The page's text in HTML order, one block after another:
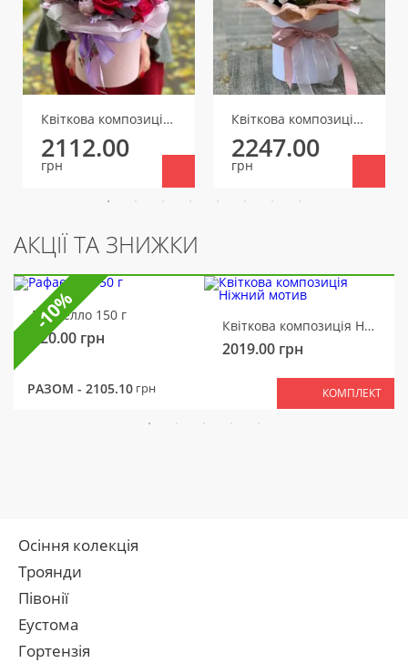
Квіткова композиція Презент для тебе
2112.00
грн
Квіткова композиція Пудровий сон
2247.00
грн
АКЦІЇ ТА ЗНИЖКИ
Рафаелло 150 г
320.00 грн
Квіткова композиція Ніжний мотив
2019.00 грн
РАЗОМ - 2105.10 грн КОМПЛЕКТ
-10%
Осіння колекція
Троянди
Півонії
Еустома
Гортензія